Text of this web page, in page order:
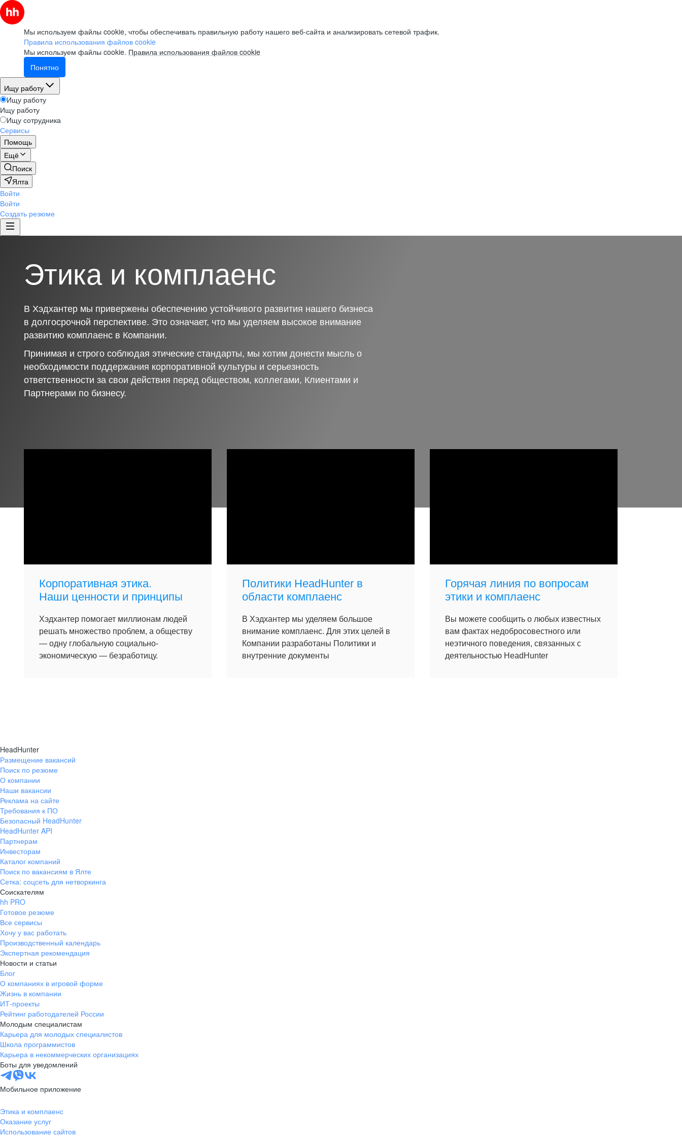
Мы используем файлы cookie, чтобы обеспечивать правильную работу нашего веб-сайта и анализировать сетевой трафик.
Правила использования файлов cookie
Мы используем файлы cookie. Правила использования файлов cookie
Понятно
Ищу работу
Ищу работу
Ищу работу
Ищу сотрудника
Сервисы
Помощь
Ещё
Поиск
Ялта
Войти
Войти
Создать резюме
Этика и комплаенс
В Хэдхантер мы привержены обеспечению устойчивого развития нашего бизнеса
в долгосрочной перспективе. Это означает, что мы уделяем высокое внимание
развитию комплаенс в Компании.
Принимая и строго соблюдая этические стандарты, мы хотим донести мысль о
необходимости поддержания корпоративной культуры и серьезность
ответственности за свои действия перед обществом, коллегами, Клиентами и
Партнерами по бизнесу.
Корпоративная этика.
Наши ценности и принципы
Хэдхантер помогает миллионам людей
решать множество проблем, а обществу
— одну глобальную социально-
экономическую — безработицу.
Политики HeadHunter в
области комплаенс
В Хэдхантер мы уделяем большое
внимание комплаенс. Для этих целей в
Компании разработаны Политики и
внутренние документы
Горячая линия по вопросам
этики и комплаенс
Вы можете сообщить о любых известных
вам фактах недобросовестного или
неэтичного поведения, связанных с
деятельностью HeadHunter
HeadHunter
Размещение вакансий
Поиск по резюме
О компании
Наши вакансии
Реклама на сайте
Требования к ПО
Безопасный HeadHunter
HeadHunter API
Партнерам
Инвесторам
Каталог компаний
Поиск по вакансиям в Ялте
Сетка: соцсеть для нетворкинга
Соискателям
hh PRO
Готовое резюме
Все сервисы
Хочу у вас работать
Производственный календарь
Экспертная рекомендация
Новости и статьи
Блог
О компаниях в игровой форме
Жизнь в компании
ИТ-проекты
Рейтинг работодателей России
Молодым специалистам
Карьера для молодых специалистов
Школа программистов
Карьера в некоммерческих организациях
Боты для уведомлений
Мобильное приложение
Этика и комплаенс
Оказание услуг
Использование сайтов